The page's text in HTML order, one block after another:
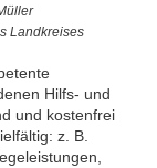
Landkreises
Hilfs- und
und kostenfrei
z. B.